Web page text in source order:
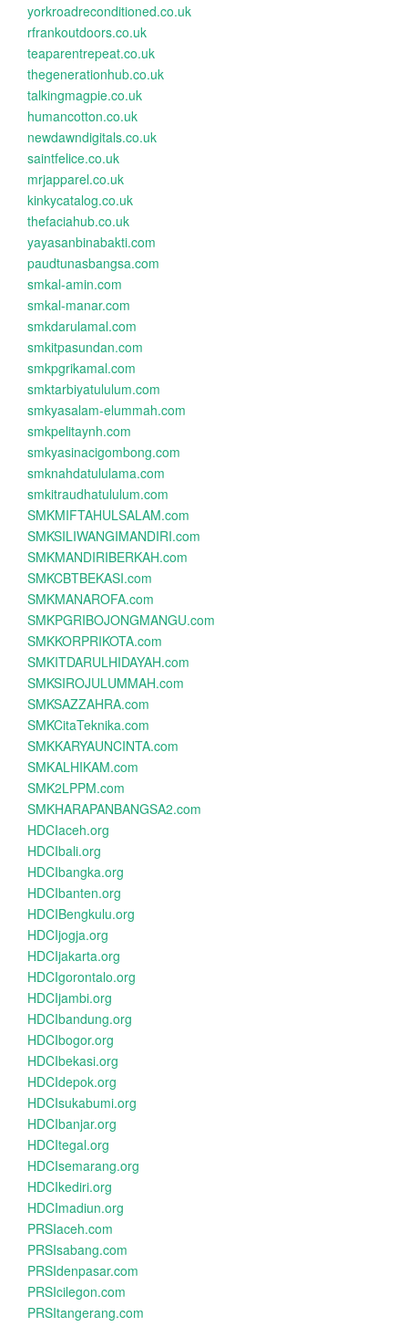
yorkroadreconditioned.co.uk
rfrankoutdoors.co.uk
teaparentrepeat.co.uk
thegenerationhub.co.uk
talkingmagpie.co.uk
humancotton.co.uk
newdawndigitals.co.uk
saintfelice.co.uk
mrjapparel.co.uk
kinkycatalog.co.uk
thefaciahub.co.uk
yayasanbinabakti.com
paudtunasbangsa.com
smkal-amin.com
smkal-manar.com
smkdarulamal.com
smkitpasundan.com
smkpgrikamal.com
smktarbiyatululum.com
smkyasalam-elummah.com
smkpelitaynh.com
smkyasinacigombong.com
smknahdatululama.com
smkitraudhatululum.com
SMKMIFTAHULSALAM.com
SMKSILIWANGIMANDIRI.com
SMKMANDIRIBERKAH.com
SMKCBTBEKASI.com
SMKMANAROFA.com
SMKPGRIBOJONGMANGU.com
SMKKORPRIKOTA.com
SMKITDARULHIDAYAH.com
SMKSIROJULUMMAH.com
SMKSAZZAHRA.com
SMKCitaTeknika.com
SMKKARYAUNCINTA.com
SMKALHIKAM.com
SMK2LPPM.com
SMKHARAPANBANGSA2.com
HDCIaceh.org
HDCIbali.org
HDCIbangka.org
HDCIbanten.org
HDCIBengkulu.org
HDCIjogja.org
HDCIjakarta.org
HDCIgorontalo.org
HDCIjambi.org
HDCIbandung.org
HDCIbogor.org
HDCIbekasi.org
HDCIdepok.org
HDCIsukabumi.org
HDCIbanjar.org
HDCItegal.org
HDCIsemarang.org
HDCIkediri.org
HDCImadiun.org
PRSIaceh.com
PRSIsabang.com
PRSIdenpasar.com
PRSIcilegon.com
PRSItangerang.com